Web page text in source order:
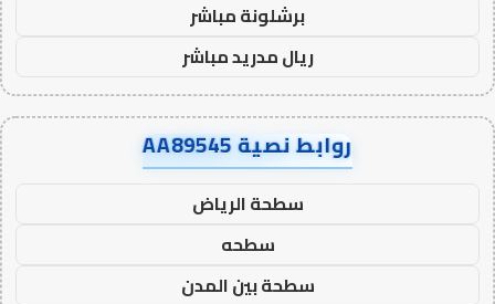
برشلونة مباشر
ريال مدريد مباشر
روابط نصية AA89545
سطحة الرياض
سطحه
سطحة بين المدن